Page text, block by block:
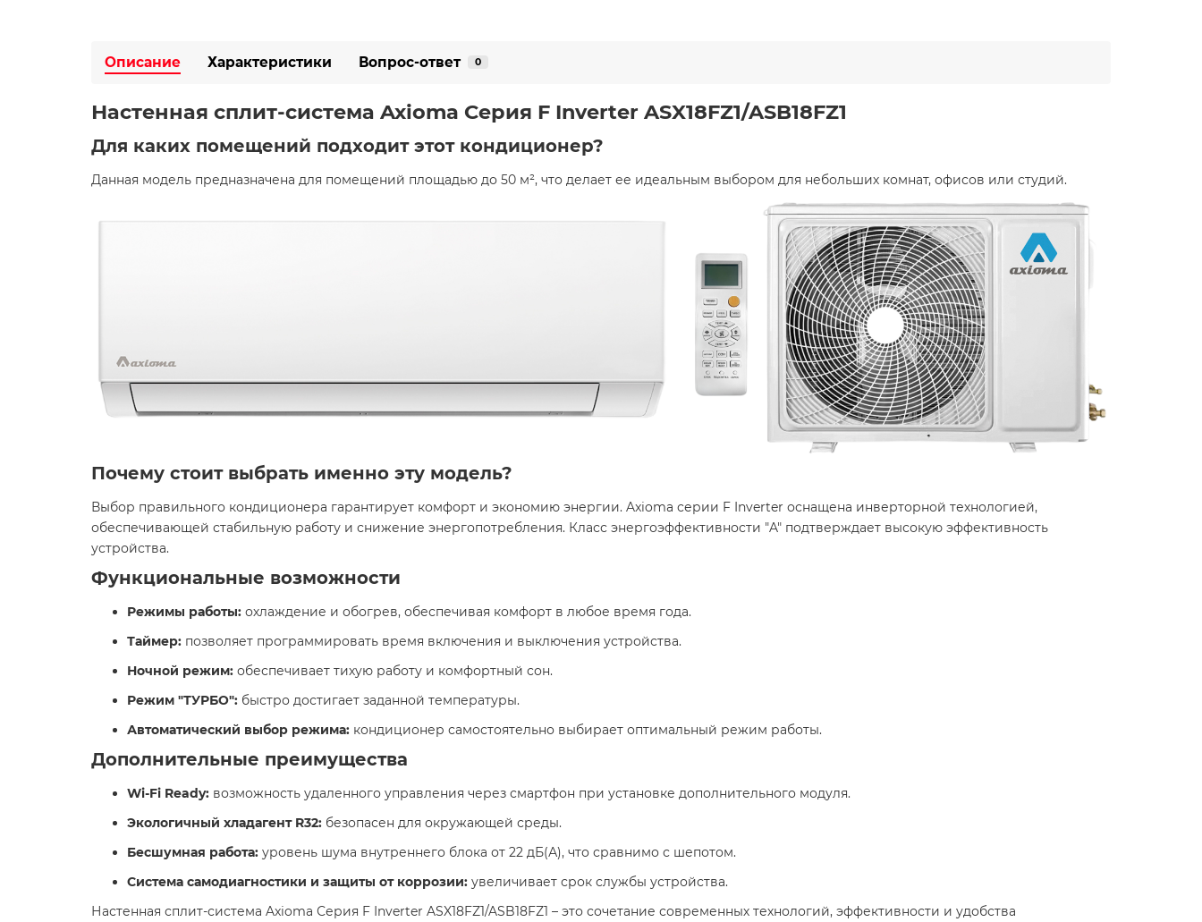
Описание Характеристики Вопрос-ответ 0
Настенная сплит-система Axioma Серия F Inverter ASX18FZ1/ASB18FZ1
Для каких помещений подходит этот кондиционер?
Данная модель предназначена для помещений площадью до 50 м², что делает ее идеальным выбором для небольших комнат, офисов или студий.​
Почему стоит выбрать именно эту модель?
Выбор правильного кондиционера гарантирует комфорт и экономию энергии. Axioma серии F Inverter оснащена инверторной технологией,
обеспечивающей стабильную работу и снижение энергопотребления. Класс энергоэффективности "A" подтверждает высокую эффективность
устройства.​
Функциональные возможности
Режимы работы: охлаждение и обогрев, обеспечивая комфорт в любое время года.​
Таймер: позволяет программировать время включения и выключения устройства.​
Ночной режим: обеспечивает тихую работу и комфортный сон.​
Режим "ТУРБО": быстро достигает заданной температуры.​
Автоматический выбор режима: кондиционер самостоятельно выбирает оптимальный режим работы.​
Дополнительные преимущества
Wi-Fi Ready: возможность удаленного управления через смартфон при установке дополнительного модуля.​
Экологичный хладагент R32: безопасен для окружающей среды.​
Бесшумная работа: уровень шума внутреннего блока от 22 дБ(А), что сравнимо с шепотом.​
Система самодиагностики и защиты от коррозии: увеличивает срок службы устройства.​
Настенная сплит-система Axioma Серия F Inverter ASX18FZ1/ASB18FZ1 – это сочетание современных технологий, эффективности и удобства